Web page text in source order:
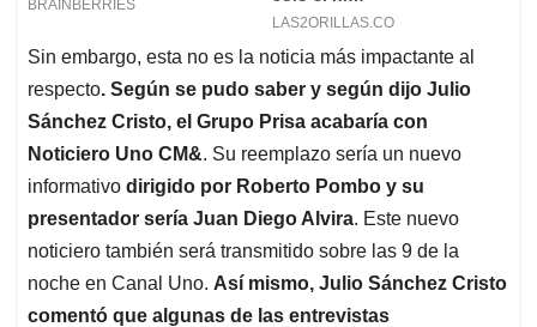
Sin embargo, esta no es la noticia más impactante al
respecto. Según se pudo saber y según dijo Julio
Sánchez Cristo, el Grupo Prisa acabaría con
Noticiero Uno CM&. Su reemplazo sería un nuevo
informativo dirigido por Roberto Pombo y su
presentador sería Juan Diego Alvira. Este nuevo
noticiero también será transmitido sobre las 9 de la
noche en Canal Uno. Así mismo, Julio Sánchez Cristo
comentó que algunas de las entrevistas